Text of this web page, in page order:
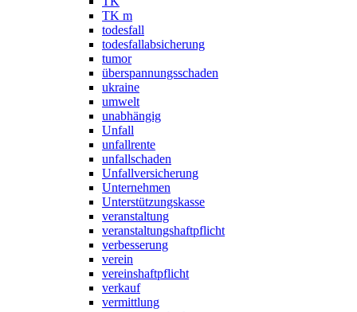
TK m
todesfall
todesfallabsicherung
tumor
überspannungsschaden
ukraine
umwelt
unabhängig
Unfall
unfallrente
unfallschaden
Unfallversicherung
Unternehmen
Unterstützungskasse
veranstaltung
veranstaltungshaftpflicht
verbesserung
verein
vereinshaftpflicht
verkauf
vermittlung